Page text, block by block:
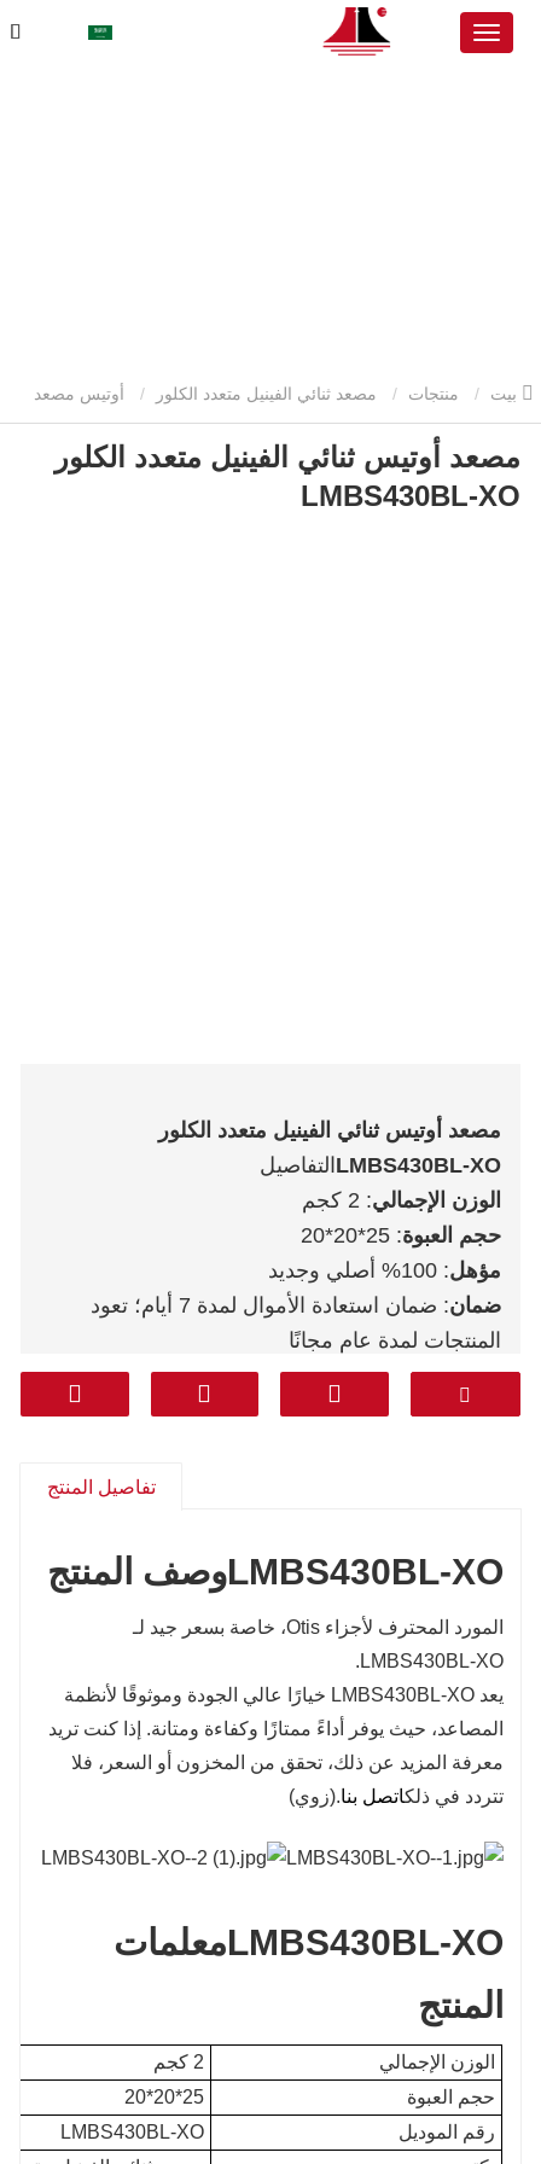
منتجات مصعد ثنائي الفينيل متعدد الكلور أوتيس مصعد
ثنائي الفينيل متعدد الكلور مصعد أوتيس ثنائي الفينيل متعدد الكلور
LMBS430BL-XO
مصعد أوتيس ثنائي الفينيل متعدد الكلور
LMBS430BL-XO
مصعد أوتيس ثنائي الفينيل متعدد الكلور
LMBS430BL-XO التفاصيل
الوزن الإجمالي: 2 كجم
حجم العبوة: 25*20*20
مؤهل: 100% أصلي وجديد
ضمان
: ضمان استعادة الأموال لمدة 7 أيام؛ تعود
المنتجات لمدة عام مجانًا
خدمة ما بعد البيع: دعم فني، قطع غيار مجانية،
مرتجعات، أخرى
: كوريا وجنوب آسيا والشرق الأوسط
(المملكة العربية السعودية والإمارات العربية المتحدة
وقطر وغيرها) وأمريكا الجنوبية وتشيلي والمكسيك.
تفاصيل المنتج
LMBS430BL-XOوصف المنتج
المورد المحترف لأجزاء Otis، خاصة بسعر جيد لـ
LMBS430BL-XO.
يعد LMBS430BL-XO خيارًا عالي الجودة وموثوقًا لأنظمة
المصاعد، حيث يوفر أداءً ممتازًا وكفاءة ومتانة. إذا كنت تريد
معرفة المزيد عن ذلك، تحقق من المخزون أو السعر، فلا
تتردد في ذلكاتصل بنا.(زوي)
LMBS430BL-XOمعلمات
المنتج
الوزن الإجمالي
2 كجم
حجم العبوة
25*20*20
رقم الموديل
LMBS430BL-XO